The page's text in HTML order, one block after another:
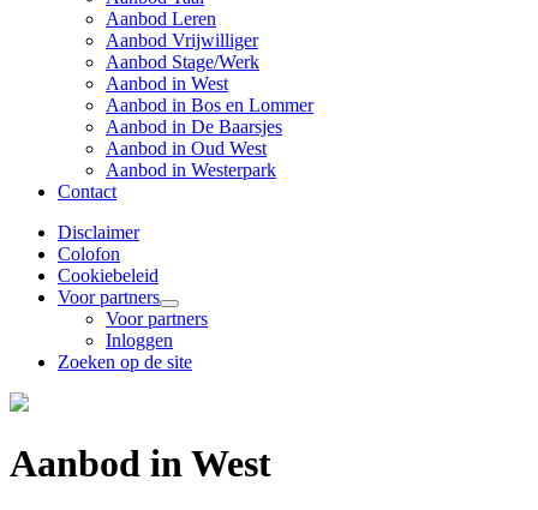
Aanbod Leren
Aanbod Vrijwilliger
Aanbod Stage/Werk
Aanbod in West
Aanbod in Bos en Lommer
Aanbod in De Baarsjes
Aanbod in Oud West
Aanbod in Westerpark
Contact
Disclaimer
Colofon
Cookiebeleid
Voor partners
Voor partners
Inloggen
Zoeken op de site
Aanbod in West